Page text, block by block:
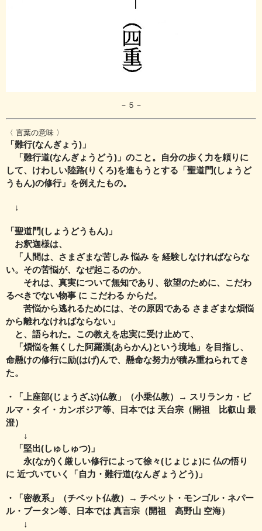
－５－
〈 言葉の意味 〉
「難行(なんぎょう)」
「難行道(なんぎょうどう)」のこと。自分の歩く力を頼りに
して、けわしい陸路(りくろ)を進もうとする「聖道門(しょうど
うもん)の修行」を例えたもの。
↓
「聖道門(しょうどうもん)」
お釈迦様は、
「人間は、さまざまな苦しみ 悩み を 経験しなければならな
い。 その苦悩が、なぜ起こるのか。
それは、真実について無知であり、 欲望のために、こだわ
るべきでない物事 に こだわる からだ。
苦悩から逃れるためには、その原因である さまざまな煩悩
から離れなければならない」
と、語られた。この教えを忠実に受け止めて、
「煩悩を無くした阿羅漢(あらかん)という境地」を目指し、
命懸けの修行に励(はげ)んで、 懸命な努力が積み重ねられてき
た。
・「上座部(じょうざぶ)仏教」（小乗仏教）→ スリランカ・ビ
ルマ・タイ・カンボジア等、
日本では 天台宗（開祖 比叡山 最
澄）
↓
「堅出(しゅしゅつ)」
永(なが)く厳しい修行によって徐々(じょじょ)に 仏の悟り
に 近づいていく
「自力・難行道(なんぎょうどう)」
・「密教系」（チベット仏教）→ チペット・モンゴル・ネパー
ル・ブータン等、
日本では 真言宗（開祖 高野山 空海）
↓